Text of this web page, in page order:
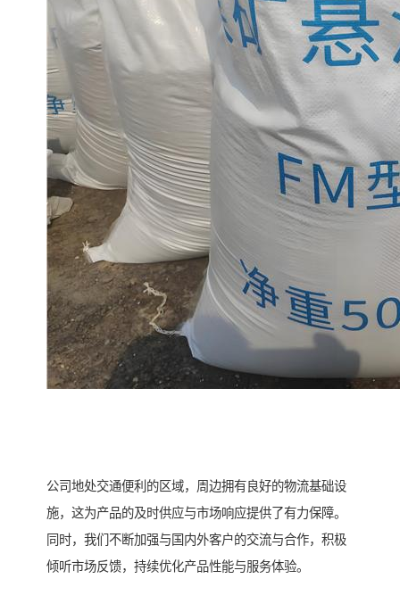
公司地处交通便利的区域，周边拥有良好的物流基础设
施，这为产品的及时供应与市场响应提供了有力保障。
同时，我们不断加强与国内外客户的交流与合作，积极
倾听市场反馈，持续优化产品性能与服务体验。